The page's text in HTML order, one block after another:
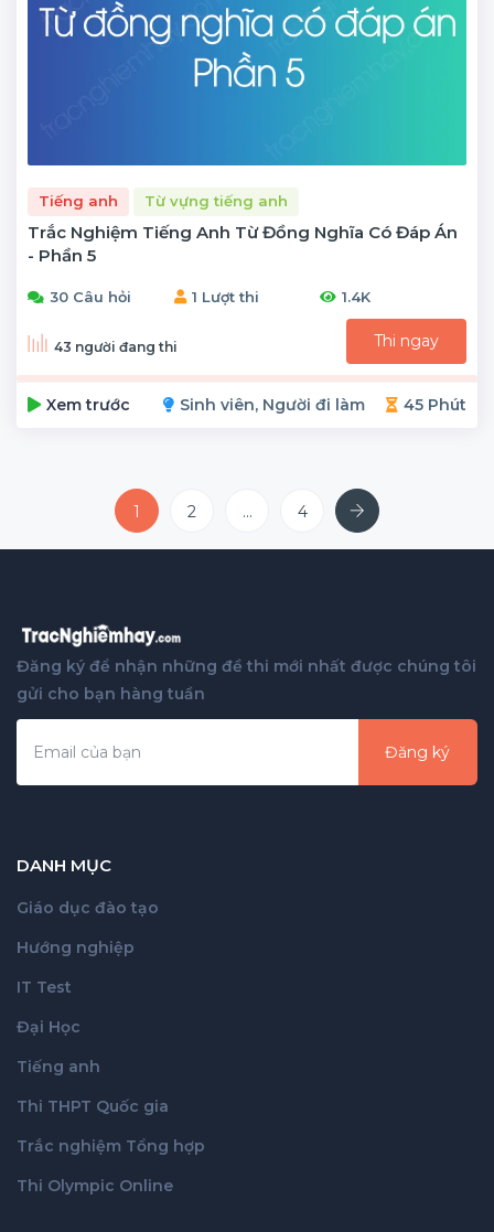
Tiếng anh Từ vựng tiếng anh
Trắc Nghiệm Tiếng Anh Từ Đồng Nghĩa Có Đáp Án
- Phần 5
30 Câu hỏi 1 Lượt thi 1.4K
43 người đang thi Thi ngay
Xem trước Sinh viên, Người đi làm 45 Phút
1 2 ... 4 Next
Đăng ký để nhận những đề thi mới nhất được chúng tôi
gửi cho bạn hàng tuần
Đăng ký
DANH MỤC
Giáo dục đào tạo
Hướng nghiệp
IT Test
Đại Học
Tiếng anh
Thi THPT Quốc gia
Trắc nghiệm Tổng hợp
Thi Olympic Online